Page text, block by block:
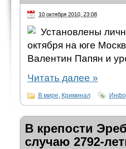
10 октября 2010, 23:08
Установлены
октября на юге
Валентин Папян и
Читать далее »
В мире Криминал
В крепости
случаю 2792-